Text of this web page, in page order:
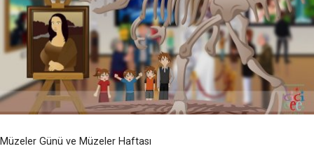
Müzeler Günü ve Müzeler Haftası